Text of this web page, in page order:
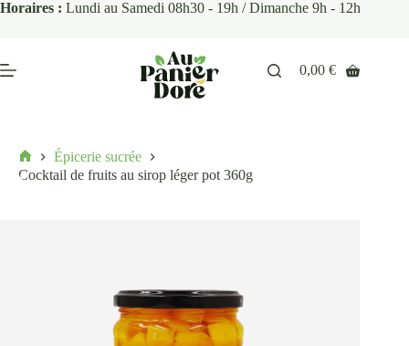
Horaires : Lundi au Samedi 08h30 - 19h / Dimanche 9h - 12h
0,00€
Épicerie sucrée
Cocktail de fruits au sirop léger pot 360g